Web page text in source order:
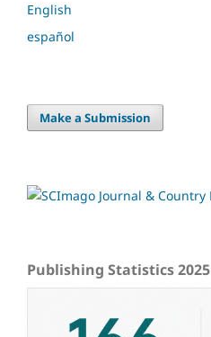
English
español
Make a Submission
Publishing Statistics 2025